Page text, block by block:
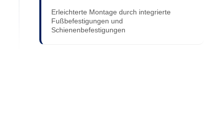
Erleichterte Montage durch integrierte
Fußbefestigungen und
Schienenbefestigungen